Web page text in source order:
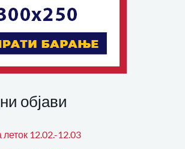
објави
12.02.-12.03